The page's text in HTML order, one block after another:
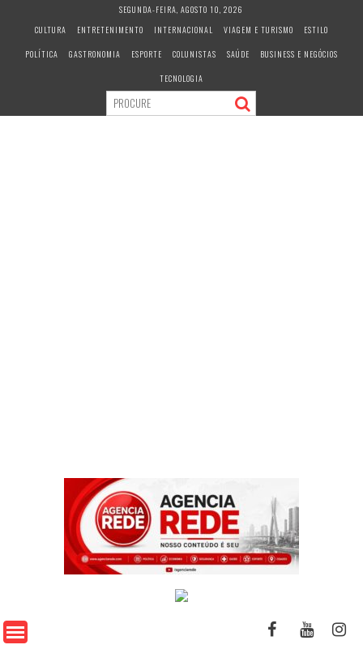
c
SEGUNDA-FEIRA, AGOSTO 10, 2026
CULTURA
ENTRETENIMENTO INTERNACIONAL VIAGEM E TURISMO
ESTILO
POLÍTICA
GASTRONOMIA ESPORTE COLUNISTAS SAÚDE
BUSINESS E NEGÓCIOS
TECNOLOGIA